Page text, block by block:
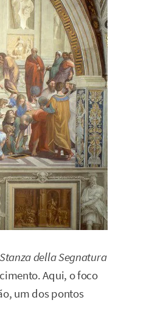
Stanza della Segnatura
Aqui, o foco
um dos pontos